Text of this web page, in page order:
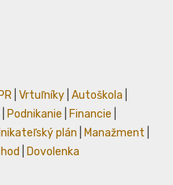
Vrtuľníky Autoškola
Podnikanie Financie
plán Manažment
Dovolenka